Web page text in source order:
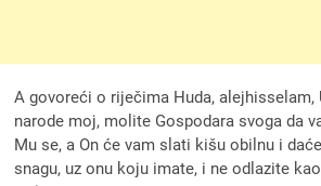
A govoreći o riječima Huda, alejhisselam,
narode moj, molite Gospodara svoga da
Mu se, a On će vam slati kišu obilnu i
snagu, uz onu koju imate, i ne odlazite